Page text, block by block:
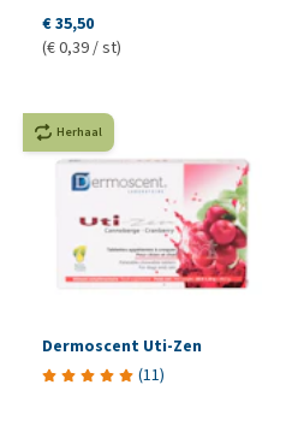
€ 35,50
(€ 0,39 / st)
Herhaal
Dermoscent Uti-Zen
(11)